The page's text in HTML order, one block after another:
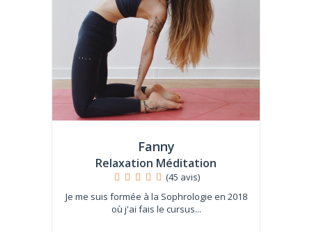
Fanny
Relaxation Méditation
(45 avis)
Je me suis formée à la Sophrologie en 2018
où j'ai fais le cursus...